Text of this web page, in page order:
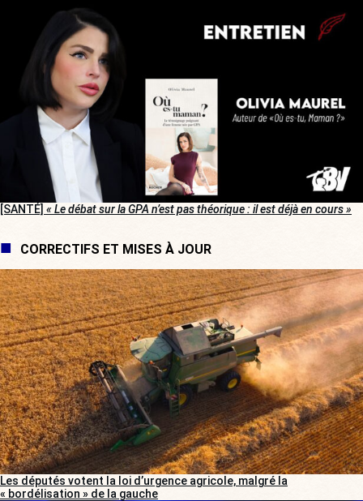
[SANTÉ] « Le débat sur la GPA n’est pas théorique : il est déjà en cours »
CORRECTIFS ET MISES À JOUR
Les députés votent la loi d’urgence agricole, malgré la
« bordélisation » de la gauche